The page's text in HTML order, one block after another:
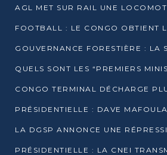
QUELS SONT LES “PREMIERS